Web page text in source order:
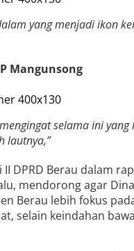
yang menjadi ikon
Mangunsong
selama ini yang
lautnya,”
II DPRD Berau dalam
mendorong agar
Berau lebih fokus
selain keindahan